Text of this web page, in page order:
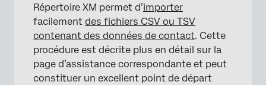
Répertoire XM permet d’importer
facilement des fichiers CSV ou TSV
contenant des données de contact. Cette
procédure est décrite plus en détail sur la
page d’assistance correspondante et peut
constituer un excellent point de départ